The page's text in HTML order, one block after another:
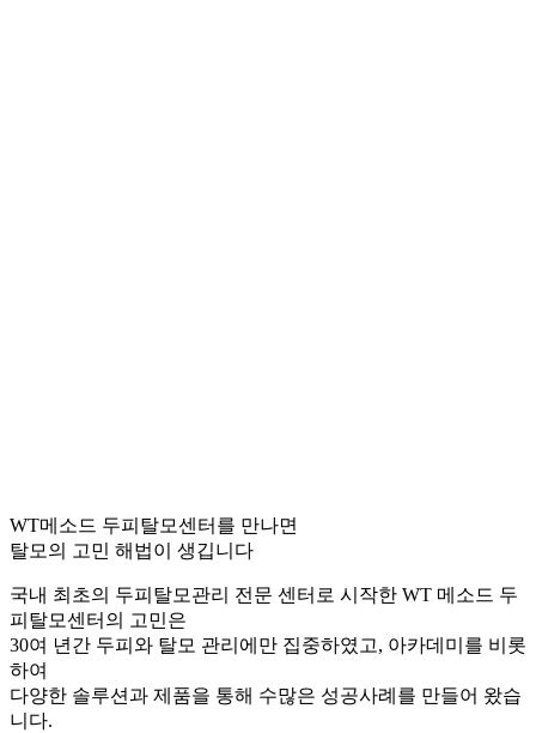
WT메소드 두피탈모센터를 만나면
탈모의 고민 해법이 생깁니다
국내 최초의 두피탈모관리 전문 센터로 시작한 WT 메소드 두
피탈모센터의 고민은
30여 년간 두피와 탈모 관리에만 집중하였고, 아카데미를 비롯
하여
다양한 솔루션과 제품을 통해 수많은 성공사례를 만들어 왔습
니다.